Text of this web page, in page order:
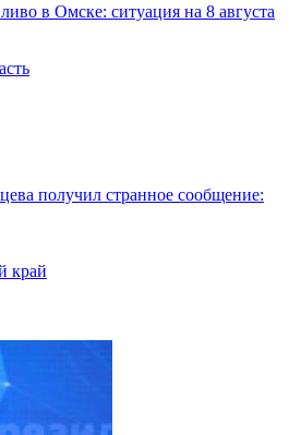
в Омске: ситуация на 8 августа
получил странное сообщение:
край